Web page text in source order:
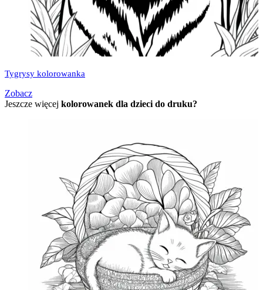
Tygrysy kolorowanka
Zobacz
Jeszcze więcej kolorowanek dla dzieci do druku?